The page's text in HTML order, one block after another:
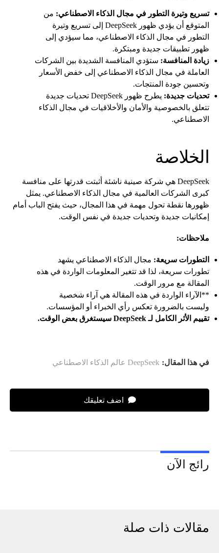
تسريع وتيرة التطور في مجال الذكاء الاصطناعي: من
المتوقع أن يؤدي ظهور DeepSeek إلى تسريع وتيرة
التطور في مجال الذكاء الاصطناعي، مما سيؤدي إلى
ظهور تطبيقات جديدة ومبتكرة.
زيادة المنافسة: ستؤدي المنافسة الشديدة بين الشركات
العاملة في مجال الذكاء الاصطناعي إلى خفض الأسعار
وتحسين جودة المنتجات.
تحديات جديدة:
يطرح ظهور DeepSeek تحديات جديدة
تتعلق بالخصوصية والأمان والأخلاقيات في مجال الذكاء
الاصطناعي.
الخلاصة
DeepSeek هي شركة صينية ناشئة أثبتت قدرتها على منافسة
كبرى الشركات العالمية في مجال الذكاء الاصطناعي. يمثل
ظهورها نقطة تحول مهمة في هذا المجال، حيث يفتح الباب أمام
إمكانيات جديدة وتحديات جديدة في نفس الوقت.
ملاحظات:
التطورات سريعة: مجال الذكاء الاصطناعي يشهد
تطورات سريعة، لذا قد تتغير المعلومات الواردة في هذه
المقالة مع مرور الوقت.
**الآراء الواردة في هذه المقالة هي آراء شخصية
وليست بالضرورة تعكس رأي الخبراء أو المؤسسات.
تقييم الأثر الكامل لـ DeepSeek سيستغرق بعض الوقت.
في هذا المقال: DeepSeek عالم الذكاء الاصطناعي
اضف تعليقك
رائج الآن
مقالات ذات صلة